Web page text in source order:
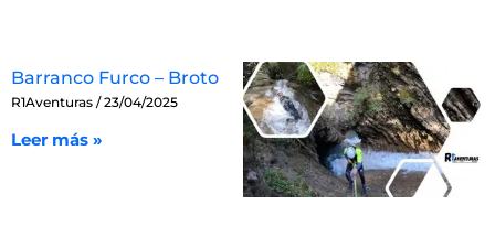
Barranco Furco – Broto
R1Aventuras 23/04/2025
Leer más »